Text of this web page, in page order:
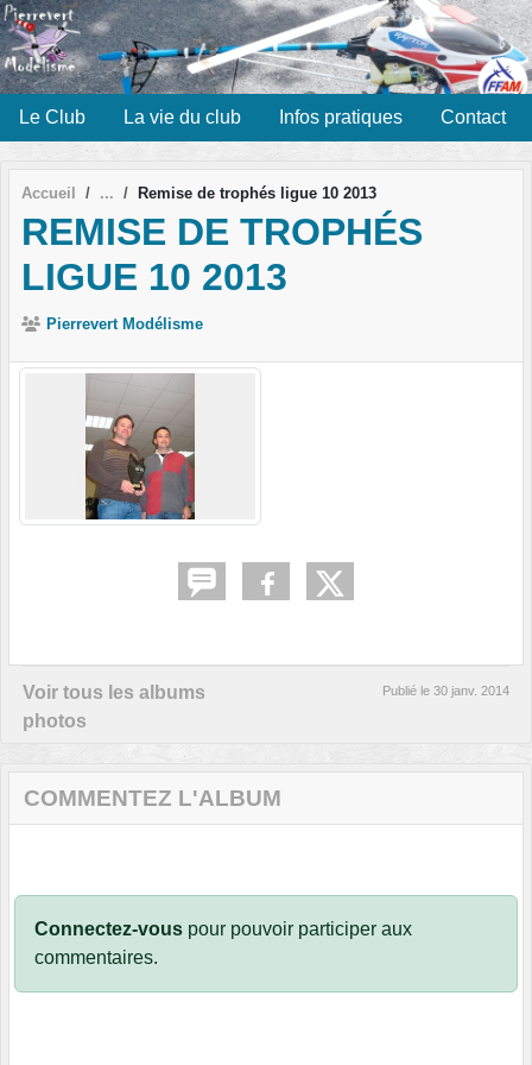
Le Club La vie du club Infos pratiques Contact
Accueil Remise de trophés ligue 10 2013
REMISE DE TROPHÉS
LIGUE 10 2013
Pierrevert Modélisme
Voir tous les albums
photos
Publié le 30 janv. 2014
COMMENTEZ L'ALBUM
Connectez-vous pour pouvoir participer aux
commentaires.
Panneau de gestion des cookies